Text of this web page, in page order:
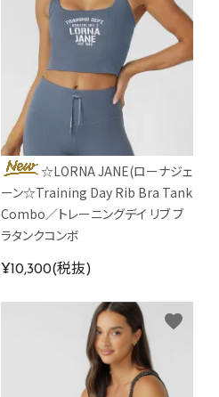
☆LORNA JANE(ローナジェ
ーン☆Training Day Rib Bra Tank
Combo／トレーニングデイ リブ ブ
ラタンクコンボ
¥10,300(税抜)
favorite